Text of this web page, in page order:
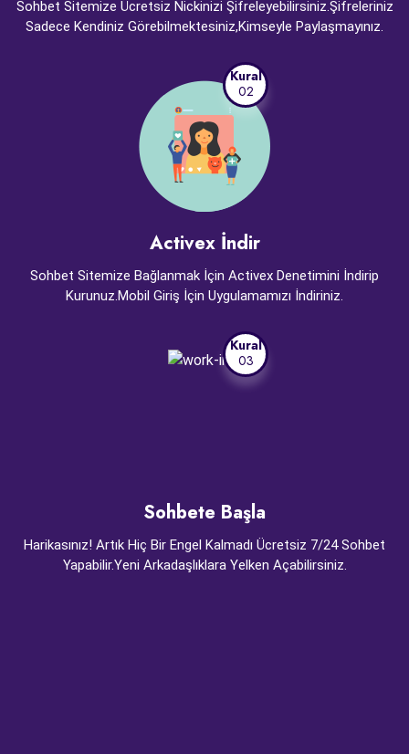
Sohbet Sitemize Ücretsiz Nickinizi Şifreleyebilirsiniz.Şifreleriniz
Sadece Kendiniz Görebilmektesiniz,Kimseyle Paylaşmayınız.
Kural
02
Activex İndir
Sohbet Sitemize Bağlanmak İçin Activex Denetimini İndirip
Kurunuz.Mobil Giriş İçin Uygulamamızı İndiriniz.
Kural
03
Sohbete Başla
Harikasınız! Artık Hiç Bir Engel Kalmadı Ücretsiz 7/24 Sohbet
Yapabilir.Yeni Arkadaşlıklara Yelken Açabilirsiniz.